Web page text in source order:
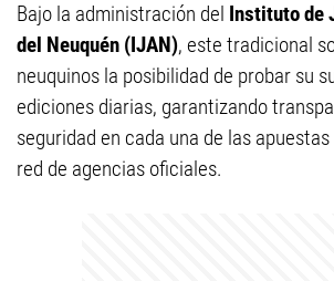
Bajo la administración del Instituto de
del Neuquén (IJAN), este tradicional
neuquinos la posibilidad de probar su
ediciones diarias, garantizando
seguridad en cada una de las
red de agencias oficiales.